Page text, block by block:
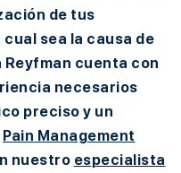
de tus
sea la causa de
Reyfman cuenta con
necesarios
preciso y un
Pain Management
nuestro especialista